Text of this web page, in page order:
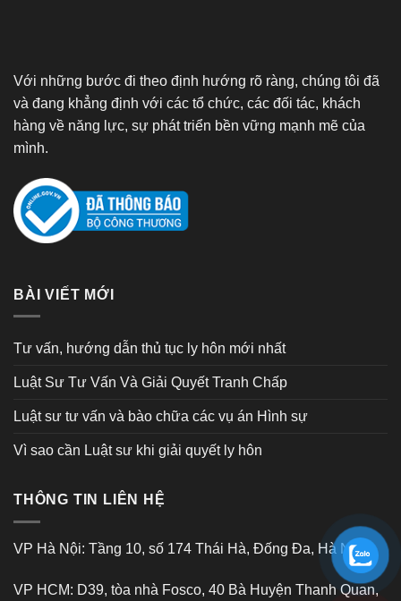
Với những bước đi theo định hướng rõ ràng, chúng tôi đã
và đang khẳng định với các tổ chức, các đối tác, khách
hàng về năng lực, sự phát triển bền vững mạnh mẽ của
mình.
BÀI VIẾT MỚI
Tư vấn, hướng dẫn thủ tục ly hôn mới nhất
Luật Sư Tư Vấn Và Giải Quyết Tranh Chấp
Luật sư tư vấn và bào chữa các vụ án Hình sự
Vì sao cần Luật sư khi giải quyết ly hôn
THÔNG TIN LIÊN HỆ
VP Hà Nội: Tầng 10, số 174 Thái Hà, Đống Đa, Hà Nội
VP HCM: D39, tòa nhà Fosco, 40 Bà Huyện Thanh Quan,